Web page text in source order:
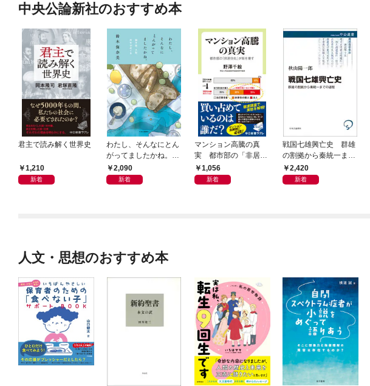
中央公論新社のおすすめ本
君主で読み解く世界史
1,210
新着
わたし、そんなにとん
がってましたかね。
獅子座、Ａ型、丙午は
めぐる
2,090
新着
マンション高騰の真
実 都市部の「非居住
化」が街を壊す
1,056
新着
戦国七雄興亡史 群雄
の割拠から秦統一まで
の道程
2,420
新着
人文・思想のおすすめ本